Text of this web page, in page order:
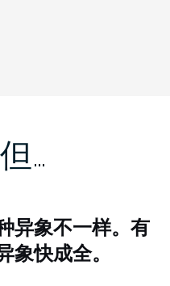
…
异象不一样。有
象快成全。